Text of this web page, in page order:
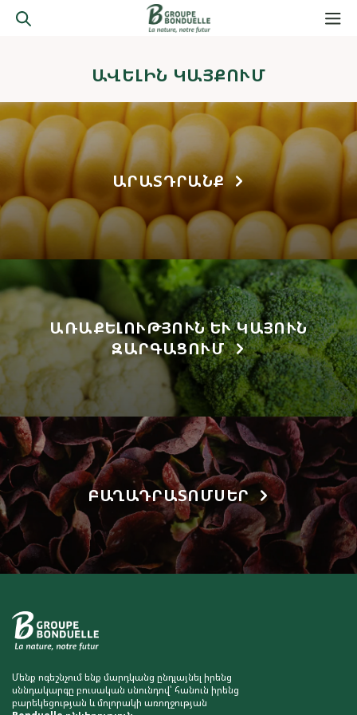
ԱՎԵԼԻՆ ԿԱՅՔՈՒՄ
ԱՐԱՏԴՐԱՆՔ
ԱՌԱՔԵԼՈՒԹՅՈՒՆ ԵՒ ԿԱՅՈՒՆ Զ
ԱՐԳԱՑՈՒՄ
ԲԱՂԱԴՐԱՏՈՄՍԵՐ
Մենք ոգեշնչում ենք մարդկանց ընդլայնել իրենց
սննդակարգը բուսական սնունդով՝ հանուն իրենց
բարեկեցության և մոլորակի առողջության